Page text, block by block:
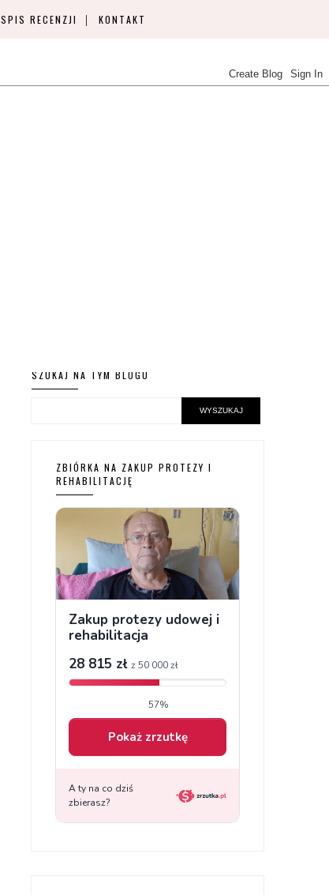
SPIS RECENZJI KONTAKT
SZUKAJ NA TYM BLOGU
ZBIÓRKA NA ZAKUP PROTEZY I
REHABILITACJĘ